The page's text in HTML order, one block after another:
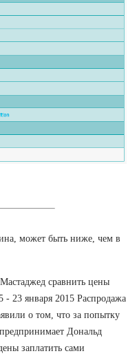
может быть ниже, чем в
сравнить цены
- 23 января 2015 Распродажа
о том, что за попытку
Дональд
заплатить сами